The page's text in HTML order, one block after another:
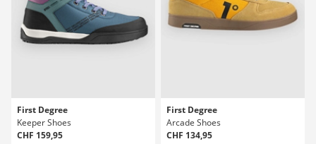
First Degree
Keeper Shoes
CHF 159,95
First Degree
Arcade Shoes
CHF 134,95